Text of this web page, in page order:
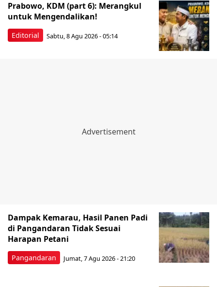
Editorial
Prabowo, KDM (part 6): Merangkul
untuk Mengendalikan!
Sabtu, 8 Agu 2026 - 05:14
Pangandaran
Dampak Kemarau, Hasil Panen Padi
di Pangandaran Tidak Sesuai
Harapan Petani
Jumat, 7 Agu 2026 - 21:20